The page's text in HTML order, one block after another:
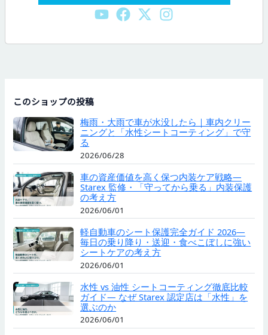
このショップの投稿
梅雨・大雨で車が水没したら｜車内クリー
ニングと「水性シートコーティング」で守
る
2026/06/28
車の資産価値を高く保つ内装ケア戦略—
Starex 監修・「守ってから乗る」内装保護
の考え方
2026/06/01
軽自動車のシート保護完全ガイド 2026—
毎日の乗り降り・送迎・食べこぼしに強い
シートケアの考え方
2026/06/01
水性 vs 油性 シートコーティング徹底比較
ガイド— なぜ Starex 認定店は「水性」を
選ぶのか
2026/06/01